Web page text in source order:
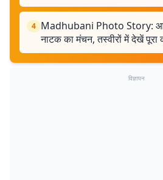
4 Madhubani Photo Story:
नाटक का मंचन, तस्वीरों में देखें पूरा
विज्ञापन